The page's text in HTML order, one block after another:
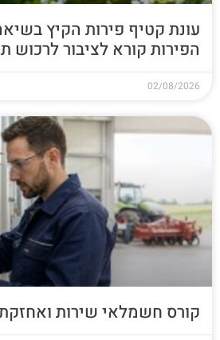
עונת קטיף פירות הקיץ
הפירות קורא לציבור לרכוש
02/08/2026
קורס חשמלאי שירות